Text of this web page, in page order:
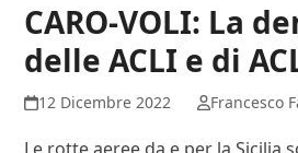
CARO-VOLI: La
delle ACLI e di
12 Dicembre 2022 Francesco